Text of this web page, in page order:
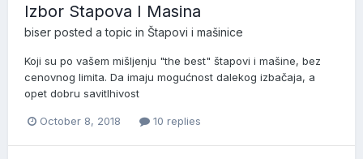
Izbor Stapova I Masina
biser posted a topic in Štapovi i mašinice
Koji su po vašem mišljenju "the best" štapovi i mašine, bez
cenovnog limita. Da imaju mogućnost dalekog izbačaja, a
opet dobru savitlhivost
October 8, 2018 10 replies